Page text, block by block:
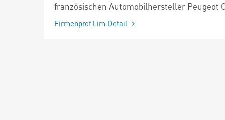
französischen Automobilhersteller Peugeot
Firmenprofil im Detail